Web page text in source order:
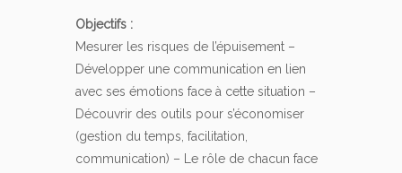
Objectifs :
Mesurer les risques de l’épuisement –
Développer une communication en lien
avec ses émotions face à cette situation –
Découvrir des outils pour s’économiser
(gestion du temps, facilitation,
communication) – Le rôle de chacun face